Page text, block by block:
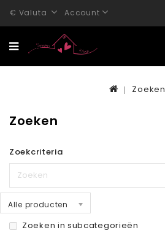
€ Valuta Account
Zoeken
Zoeken
Zoekcriteria
Alle producten
Zoeken in subcategorieën